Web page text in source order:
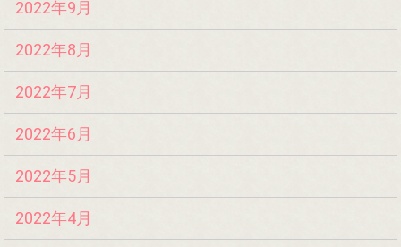
2022年9月
2022年8月
2022年7月
2022年6月
2022年5月
2022年4月